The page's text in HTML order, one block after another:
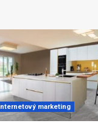
Internetový marketing